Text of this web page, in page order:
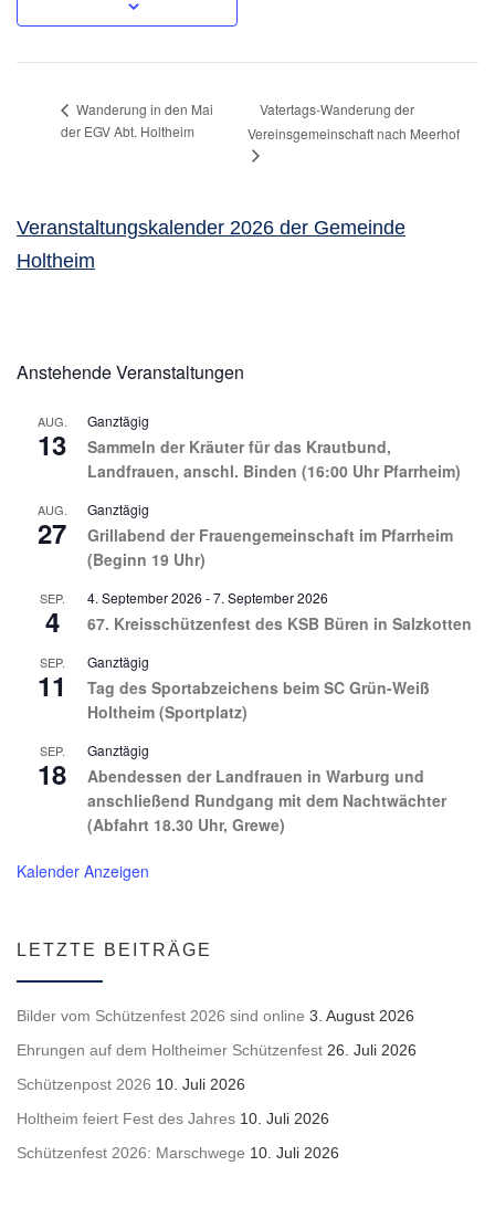
Wanderung in den Mai
der EGV Abt. Holtheim
Vatertags-Wanderung der
Vereinsgemeinschaft nach Meerhof
Veranstaltungskalender 2026 der Gemeinde
Holtheim
Anstehende Veranstaltungen
AUG.
13
Ganztägig
Sammeln der Kräuter für das Krautbund,
Landfrauen, anschl. Binden (16:00 Uhr Pfarrheim)
AUG.
27
Ganztägig
Grillabend der Frauengemeinschaft im Pfarrheim
(Beginn 19 Uhr)
SEP.
4
4. September 2026 -7. September 2026
67. Kreisschützenfest des KSB Büren in Salzkotten
SEP.
11
Ganztägig
Tag des Sportabzeichens beim SC Grün-Weiß
Holtheim (Sportplatz)
SEP.
18
Ganztägig
Abendessen der Landfrauen in Warburg und
anschließend Rundgang mit dem Nachtwächter
(Abfahrt 18.30 Uhr, Grewe)
Kalender Anzeigen
LETZTE BEITRÄGE
Bilder vom Schützenfest 2026 sind online 3. August 2026
Ehrungen auf dem Holtheimer Schützenfest 26. Juli 2026
Schützenpost 2026 10. Juli 2026
Holtheim feiert Fest des Jahres 10. Juli 2026
Schützenfest 2026: Marschwege 10. Juli 2026